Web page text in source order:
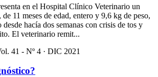
en el Hospital Clínico Veterinario un
11 meses de edad, entero y 9,6 kg de peso,
hacía dos semanas con crisis de tos y
El veterinario remit...
41 - Nº 4 · DIC 2021